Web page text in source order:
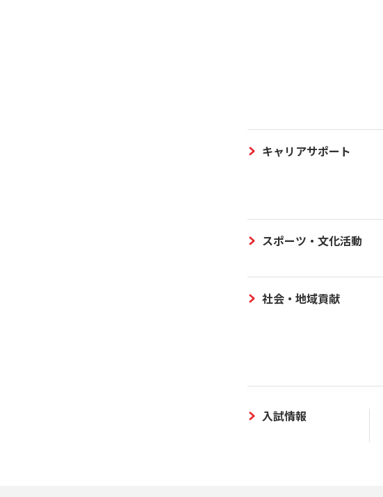
キャリアサポート
スポーツ・文化活動
社会・地域貢献
入試情報